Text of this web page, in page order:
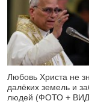
Любовь Христа не
далёких земель и
людей (ФОТО +